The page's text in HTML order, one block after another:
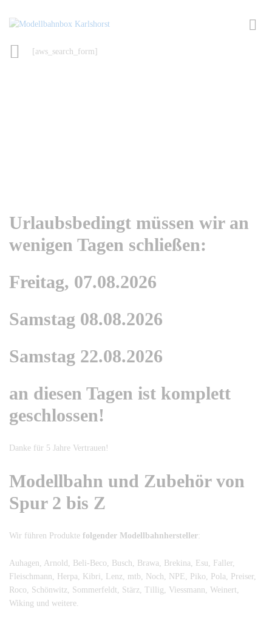
[aws_search_form]
Urlaubsbedingt müssen wir an
wenigen Tagen schließen:
Freitag, 07.08.2026
Samstag 08.08.2026
Samstag 22.08.2026
an diesen Tagen ist komplett
geschlossen!
Danke für 5 Jahre Vertrauen!
Modellbahn und Zubehör von
Spur 2 bis Z
Wir führen Produkte folgender Modellbahnhersteller:
Auhagen, Arnold, Beli-Beco, Busch, Brawa, Brekina, Esu, Faller,
Fleischmann, Herpa, Kibri, Lenz, mtb, Noch, NPE, Piko, Pola, Preiser,
Roco, Schönwitz, Sommerfeldt, Stärz, Tillig, Viessmann, Weinert,
Wiking und weitere.